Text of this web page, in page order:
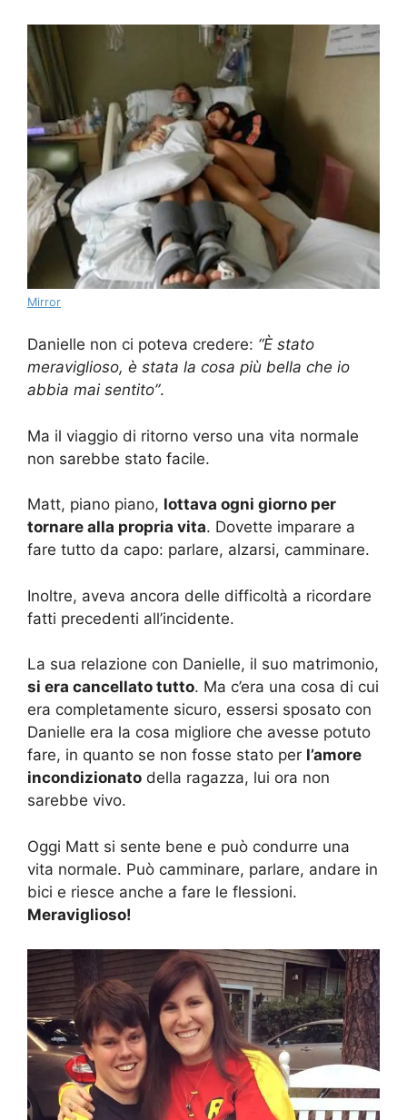
Mirror
Danielle non ci poteva credere: “È stato
meraviglioso, è stata la cosa più bella che io
abbia mai sentito”.
Ma il viaggio di ritorno verso una vita normale
non sarebbe stato facile.
Matt, piano piano, lottava ogni giorno per
tornare alla propria vita. Dovette imparare a
fare tutto da capo: parlare, alzarsi, camminare.
Inoltre, aveva ancora delle difficoltà a ricordare
fatti precedenti all’incidente.
La sua relazione con Danielle, il suo matrimonio,
si era cancellato tutto. Ma c’era una cosa di cui
era completamente sicuro, essersi sposato con
Danielle era la cosa migliore che avesse potuto
fare, in quanto se non fosse stato per l’amore
incondizionato della ragazza, lui ora non
sarebbe vivo.
Oggi Matt si sente bene e può condurre una
vita normale. Può camminare, parlare, andare in
bici e riesce anche a fare le flessioni.
Meraviglioso!